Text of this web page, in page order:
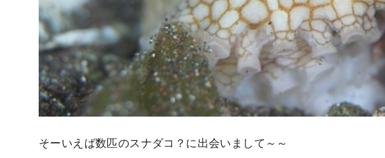
そーいえば数匹のスナダコ？に出会いまして～～